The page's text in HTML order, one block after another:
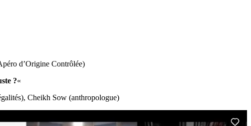
d’Origine Contrôlée)
?«
Cheikh Sow (anthropologue)